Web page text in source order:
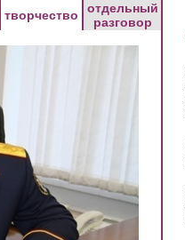
творчество
отдельный
разговор